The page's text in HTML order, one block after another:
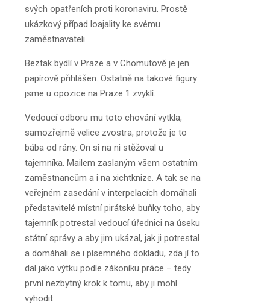
svých opatřeních proti koronaviru. Prostě
ukázkový případ loajality ke svému
zaměstnavateli.
Beztak bydlí v Praze a v Chomutově je jen
papírově přihlášen. Ostatně na takové figury
jsme u opozice na Praze 1 zvyklí.
Vedoucí odboru mu toto chování vytkla,
samozřejmě velice zvostra, protože je to
bába od rány. On si na ni stěžoval u
tajemníka. Mailem zaslaným všem ostatním
zaměstnancům a i na xichtknize. A tak se na
veřejném zasedání v interpelacích domáhali
představitelé místní pirátské buňky toho, aby
tajemník potrestal vedoucí úřednici na úseku
státní správy a aby jim ukázal, jak ji potrestal
a domáhali se i písemného dokladu, zda jí to
dal jako výtku podle zákoníku práce – tedy
první nezbytný krok k tomu, aby ji mohl
vyhodit.